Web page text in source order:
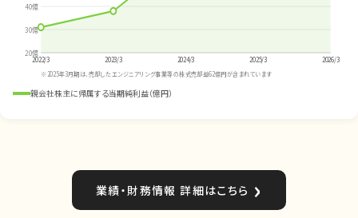
20億
30億
40億
2022/3 2023/3 2024/3 2025/3
2026/3
※2025年3月期は、売却したエンジニアリング事業等の株式売却益62億円が含まれています
親会社株主に帰属する当期純利益（億円）
業績・財務情報 詳細はこちら